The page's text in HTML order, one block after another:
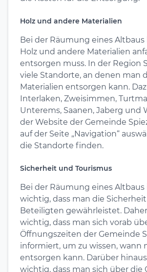
Holz und andere Materialien
Bei der Räumung eines
Holz und andere Materialien
entsorgen muss. In der Region
viele Standorte, an denen man
Materialien entsorgen kann.
Interlaken, Zweisimmen,
Unterems, Saanen, Jaberg und
der Website der Gemeinde
auf der Seite „Navigation“
die Standorte finden.
Sicherheit und Tourismus
Bei der Räumung eines Altbaus
wichtig, dass man die
Beteiligten gewährleistet.
wichtig, dass man sich vorab
Öffnungszeiten der Gemeinde
informiert, um zu wissen, wann
entsorgen kann. Darüber
wichtig, dass man sich über die